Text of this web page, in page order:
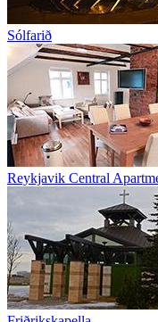
Sólfarið
Reykjavik Central